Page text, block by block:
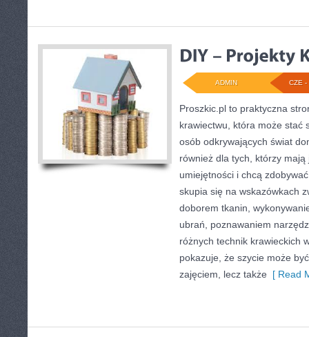
CZE -
ADMIN
Proszkic.pl to praktyczna
krawiectwu, która może stać
osób odkrywających świat
również dla tych, którzy mają
umiejętności i chcą
skupia się na wskazówkach
doborem tkanin,
ubrań, poznawaniem
różnych technik krawieckich
pokazuje, że szycie może
zajęciem, lecz także [ Read